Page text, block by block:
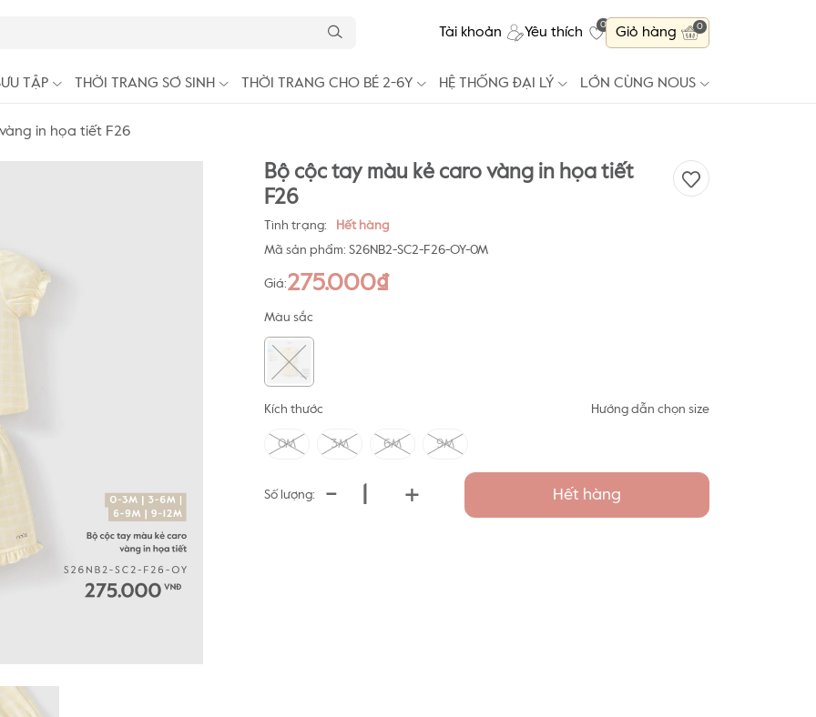
Tài khoản Yêu thích
0
Giỏ hàng 0
TẬP THỜI TRANG SƠ SINH THỜI TRANG CHO BÉ 2-6Y HỆ THỐNG ĐẠI LÝ LỚN CÙNG NOUS
in họa tiết F26
Bộ cộc tay màu kẻ caro vàng in họa tiết
F26
Tình trạng:
Hết hàng
Mã sản phẩm: S26NB2-SC2-F26-OY-0M
Giá:275.000₫
Màu sắc
Kích thước Hướng dẫn chọn size
0M 3M 6M 9M
Số lượng: - + Hết hàng